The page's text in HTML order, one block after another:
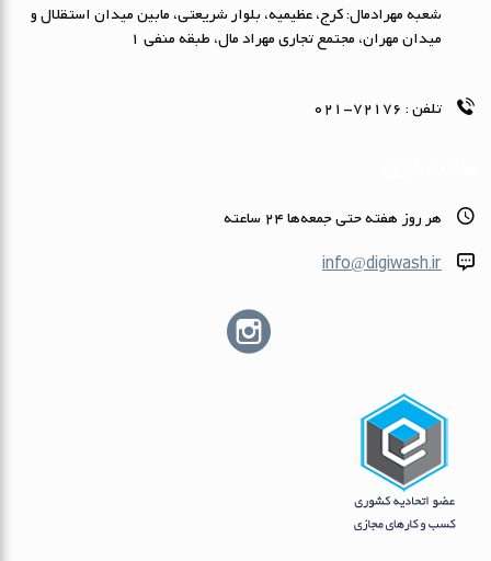
شعبه مهرادمال: کرج، عظیمیه، بلوار شریعتی، مابین میدان استقلال و
میدان مهران، مجتمع تجاری مهراد مال، طبقه منفی 1
تلفن : 72176-021
هر روز هفته حتى جمعه‌ها 24 ساعته
info@digiwash.ir